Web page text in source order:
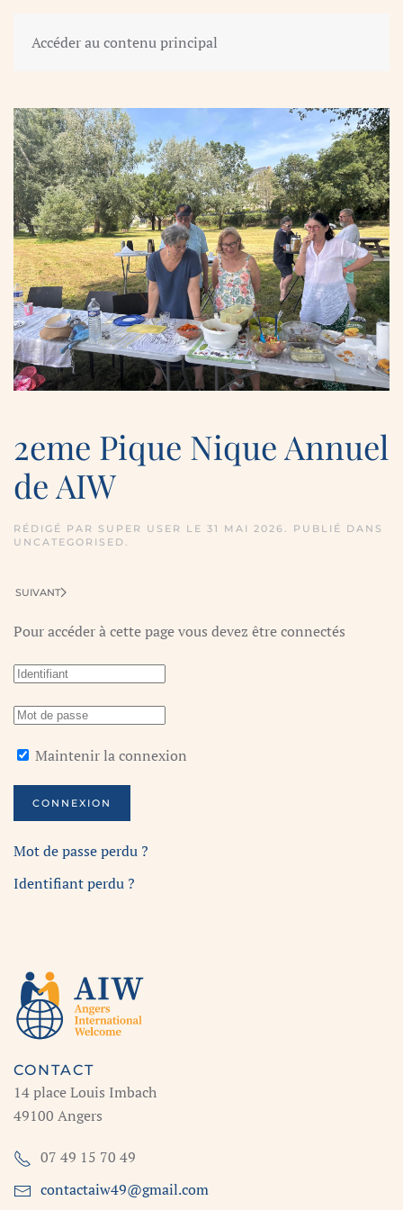
Accéder au contenu principal
2eme Pique Nique Annuel
de AIW
RÉDIGÉ PAR SUPER USER LE 31 MAI 2026
. PUBLIÉ DANS
UNCATEGORISED
SUIVANT
Pour accéder à cette page vous devez être connectés
Maintenir la connexion
CONNEXION
Mot de passe perdu ?
Identifiant perdu ?
CONTACT
14 place Louis Imbach
49100 Angers
07 49 15 70 49
contactaiw49@gmail.com